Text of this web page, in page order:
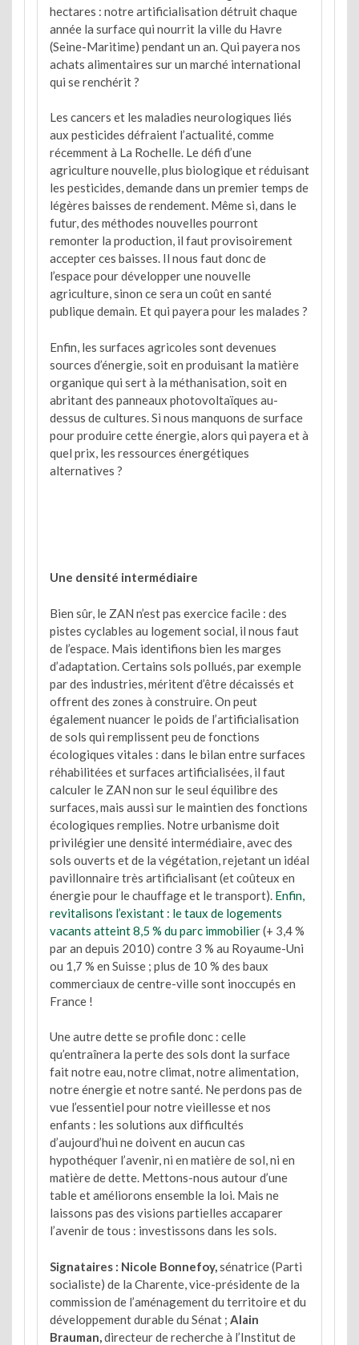
hectares : notre artificialisation détruit chaque
année la surface qui nourrit la ville du Havre
(Seine-Maritime) pendant un an. Qui payera nos
achats alimentaires sur un marché international
qui se renchérit ?
Les cancers et les maladies neurologiques liés
aux pesticides défraient l’actualité, comme
récemment à La Rochelle. Le défi d’une
agriculture nouvelle, plus biologique et réduisant
les pesticides, demande dans un premier temps de
légères baisses de rendement. Même si, dans le
futur, des méthodes nouvelles pourront
remonter la production, il faut provisoirement
accepter ces baisses. Il nous faut donc de
l’espace pour développer une nouvelle
agriculture, sinon ce sera un coût en santé
publique demain. Et qui payera pour les malades ?
Enfin, les surfaces agricoles sont devenues
sources d’énergie, soit en produisant la matière
organique qui sert à la méthanisation, soit en
abritant des panneaux photovoltaïques au-
dessus de cultures. Si nous manquons de surface
pour produire cette énergie, alors qui payera et à
quel prix, les ressources énergétiques
alternatives ?
Une densité intermédiaire
Bien sûr, le ZAN n’est pas exercice facile : des
pistes cyclables au logement social, il nous faut
de l’espace. Mais identifions bien les marges
d’adaptation. Certains sols pollués, par exemple
par des industries, méritent d’être décaissés et
offrent des zones à construire. On peut
également nuancer le poids de l’artificialisation
de sols qui remplissent peu de fonctions
écologiques vitales : dans le bilan entre surfaces
réhabilitées et surfaces artificialisées, il faut
calculer le ZAN non sur le seul équilibre des
surfaces, mais aussi sur le maintien des fonctions
écologiques remplies. Notre urbanisme doit
privilégier une densité intermédiaire, avec des
sols ouverts et de la végétation, rejetant un idéal
pavillonnaire très artificialisant (et coûteux en
énergie pour le chauffage et le transport). Enfin,
revitalisons l’existant : le taux de logements
vacants atteint 8,5 % du parc immobilier(+ 3,4 %
par an depuis 2010) contre 3 % au Royaume-Uni
ou 1,7 % en Suisse ; plus de 10 % des baux
commerciaux de centre-ville sont inoccupés en
France !
Une autre dette se profile donc : celle
qu’entraînera la perte des sols dont la surface
fait notre eau, notre climat, notre alimentation,
notre énergie et notre santé. Ne perdons pas de
vue l’essentiel pour notre vieillesse et nos
enfants : les solutions aux difficultés
d’aujourd’hui ne doivent en aucun cas
hypothéquer l’avenir, ni en matière de sol, ni en
matière de dette. Mettons-nous autour d’une
table et améliorons ensemble la loi. Mais ne
laissons pas des visions partielles accaparer
l’avenir de tous : investissons dans les sols.
Signataires : Nicole Bonnefoy, sénatrice (Parti
socialiste) de la Charente, vice-présidente de la
commission de l’aménagement du territoire et du
développement durable du Sénat ; Alain
Brauman, directeur de recherche à l’Institut de